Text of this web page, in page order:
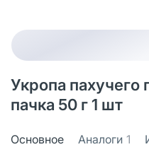
Укропа
пачка 50 г 1 шт
Основное Аналоги 1